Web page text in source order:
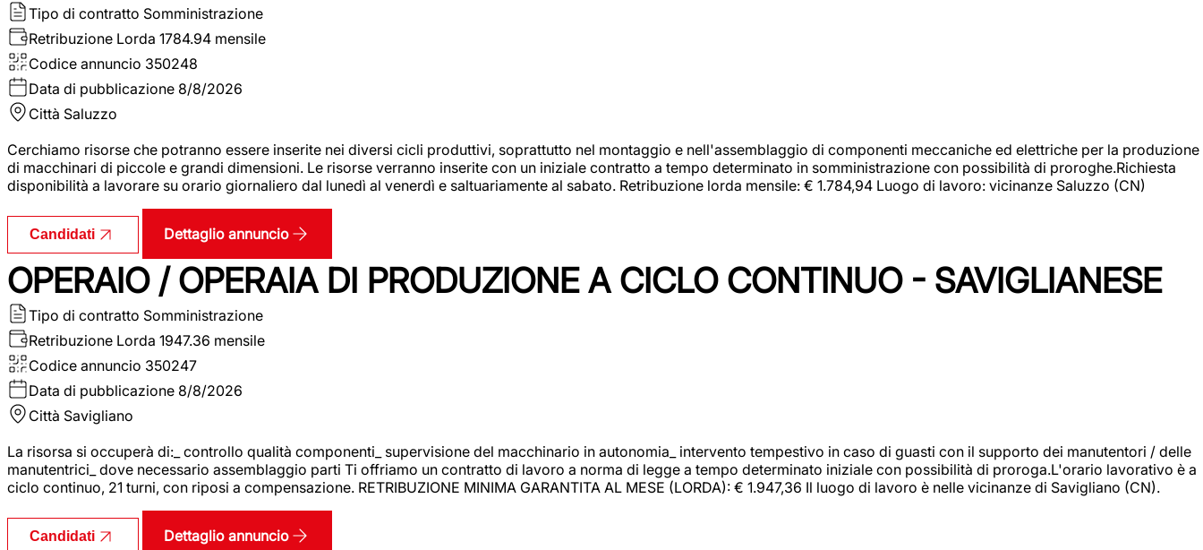
Tipo di contratto Somministrazione
Retribuzione Lorda 1784.94 mensile
Codice annuncio 350248
Data di pubblicazione 8/8/2026
Città Saluzzo
Cerchiamo risorse che potranno essere inserite nei diversi cicli produttivi, soprattutto nel montaggio e nell'assemblaggio di componenti meccaniche ed elettriche per la produzione
di macchinari di piccole e grandi dimensioni. Le risorse verranno inserite con un iniziale contratto a tempo determinato in somministrazione con possibilità di proroghe.Richiesta
disponibilità a lavorare su orario giornaliero dal lunedì al venerdì e saltuariamente al sabato. Retribuzione lorda mensile: € 1.784,94 Luogo di lavoro: vicinanze Saluzzo (CN)
Candidati Dettaglio annuncio
OPERAIO / OPERAIA DI PRODUZIONE A CICLO CONTINUO - SAVIGLIANESE
Tipo di contratto Somministrazione
Retribuzione Lorda 1947.36 mensile
Codice annuncio 350247
Data di pubblicazione 8/8/2026
Città Savigliano
La risorsa si occuperà di:_ controllo qualità componenti_ supervisione del macchinario in autonomia_ intervento tempestivo in caso di guasti con il supporto dei manutentori / delle
manutentrici_ dove necessario assemblaggio parti Ti offriamo un contratto di lavoro a norma di legge a tempo determinato iniziale con possibilità di proroga.L'orario lavorativo è a
ciclo continuo, 21 turni, con riposi a compensazione. RETRIBUZIONE MINIMA GARANTITA AL MESE (LORDA): € 1.947,36 Il luogo di lavoro è nelle vicinanze di Savigliano (CN).
Candidati Dettaglio annuncio